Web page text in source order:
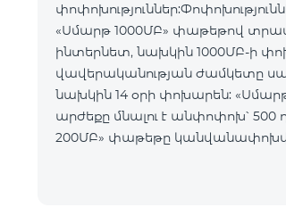
«Սմարթ 1000ՄԲ» փաթեթով
ինտերնետ, նախկին 1000ՄԲ-ի
վավերականության ժամկետը
նախկին 14 օրի փոխարեն:
արժեքը մնալու է անփոփոխ՝ 500
200ՄԲ» փաթեթը